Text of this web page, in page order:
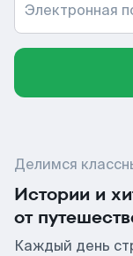
Электронная
Делимся
Истории и
от
Каждый день